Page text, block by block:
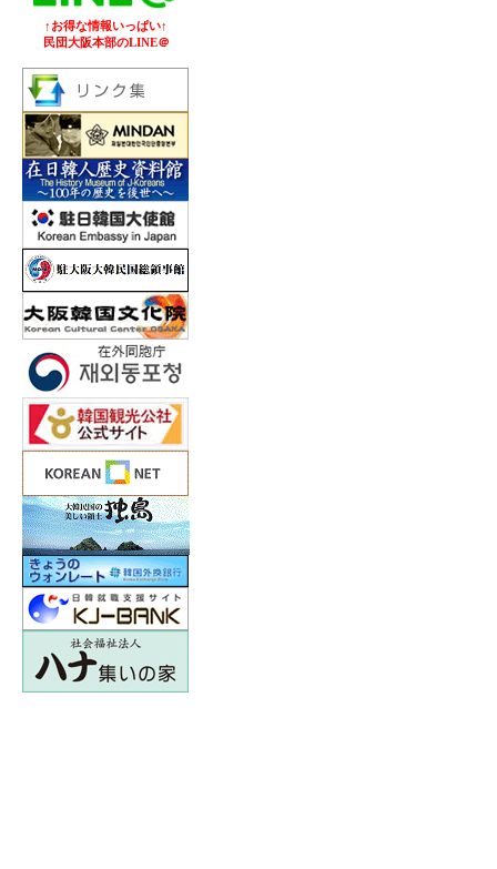
↑お得な情報いっぱい↑
民団大阪本部のLINE＠